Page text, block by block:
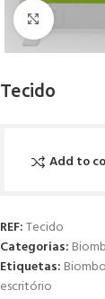
Click to
Tecido
Add to
REF:Tecido
Categorias:
Etiquetas:
escritório